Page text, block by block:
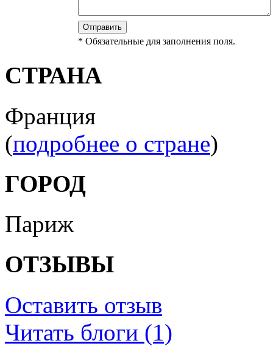
* Обязательные для заполнения поля.
СТРАНА
Франция
(подробнее о стране)
ГОРОД
Париж
ОТЗЫВЫ
Оставить отзыв
Читать блоги (1)